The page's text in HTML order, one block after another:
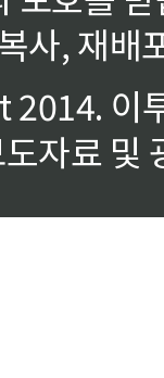
사, 재배
2014. 이
자료